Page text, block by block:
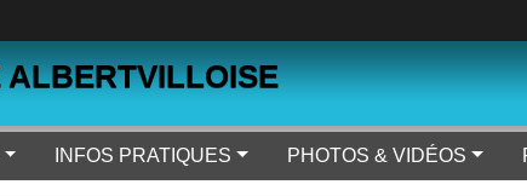
ALBERTVILLOISE
INFOS PRATIQUES PHOTOS & VIDÉOS